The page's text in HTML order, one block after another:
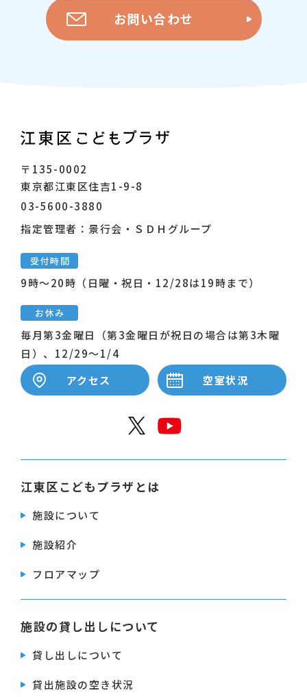
お問い合わせ
〒135-0002
東京都江東区住吉1-9-8
03-5600-3880
指定管理者：景行会・ＳＤＨグループ
受付時間
9時～20時（日曜・祝日・12/28は19時まで）
お休み
毎月第3金曜日（第3金曜日が祝日の場合は第3木曜
日）、12/29～1/4
アクセス
空室状況
江東区こどもプラザとは
施設について
施設紹介
フロアマップ
施設の貸し出しについて
貸し出しについて
貸出施設の空き状況